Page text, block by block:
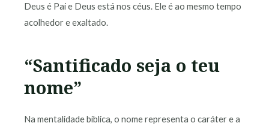
Deus é Pai e Deus está nos céus. Ele é ao mesmo tempo
acolhedor e exaltado.
“Santificado seja o teu
nome”
Na mentalidade bíblica, o nome representa o caráter e a